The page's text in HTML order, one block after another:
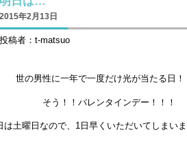
2015年2月13日
投稿者：t-matsuo
世の男性に一年で一度だけ光が当たる日！
そう！！バレンタインデー！！！
は土曜日なので、1日早くいただいてしまい